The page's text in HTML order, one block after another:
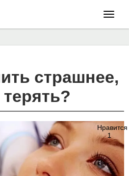
страшнее,
Нравится
1